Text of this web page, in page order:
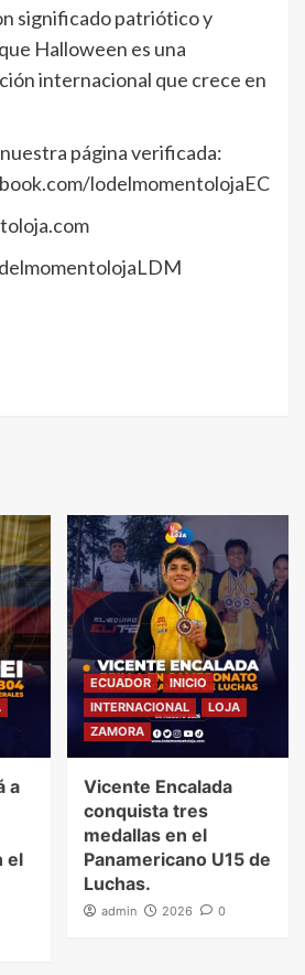
significado patriótico y
Halloween es una
internacional que crece en
página verificada:
lodelmomentolojaEC
a
el
ECUADOR
INICIO
INTERNACIONAL
LOJA
ZAMORA
Vicente Encalada
conquista tres
medallas en el
Panamericano U15 de
Luchas.
admin 2026 0